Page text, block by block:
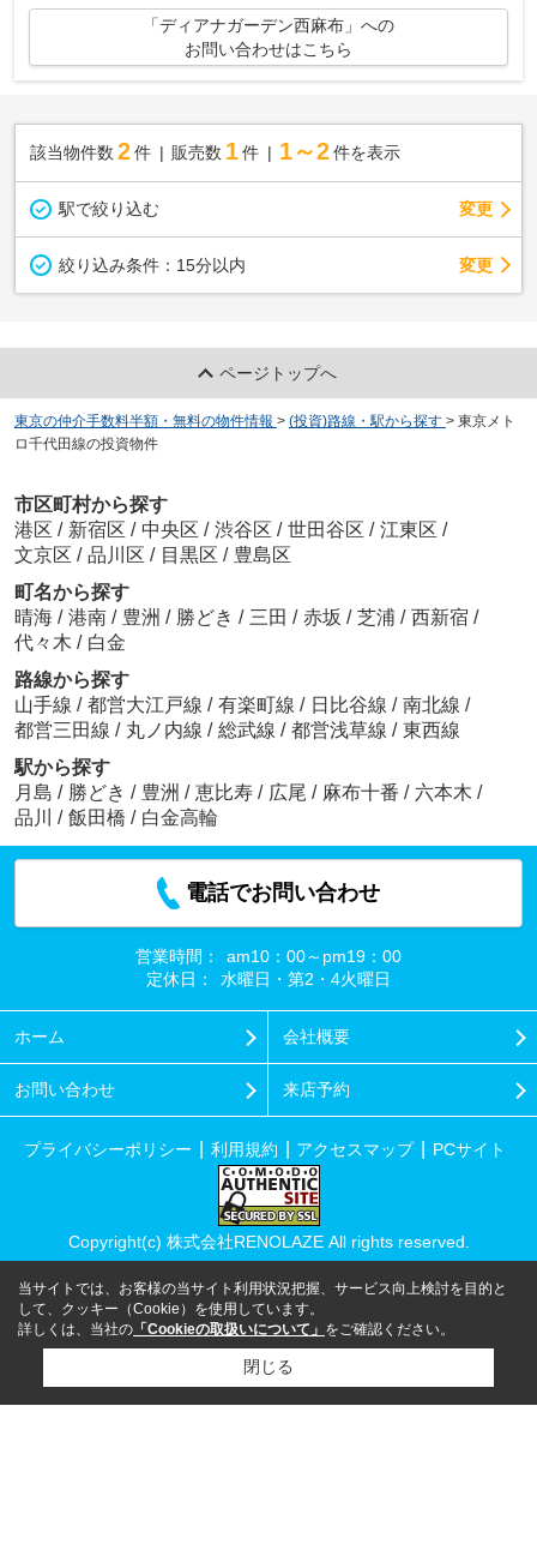
「ディアナガーデン西麻布」への
お問い合わせはこちら
該当物件数 2件 販売数 1 件 1～2 件を表示
駅で絞り込む 変更
絞り込み条件： 15分以内 変更
ページトップへ
東京の仲介手数料半額・無料の物件情報 > (投資)路線・駅から探す > 東京メト
ロ千代田線の投資物件
市区町村から探す
港区 / 新宿区 / 中央区 / 渋谷区 / 世田谷区 / 江東区 /
文京区 / 品川区 / 目黒区 / 豊島区
町名から探す
晴海 / 港南 / 豊洲 / 勝どき / 三田 / 赤坂 / 芝浦 / 西新宿 /
代々木 / 白金
路線から探す
山手線 / 都営大江戸線 / 有楽町線 / 日比谷線 / 南北線 /
都営三田線 / 丸ノ内線 / 総武線 / 都営浅草線 / 東西線
駅から探す
月島 / 勝どき / 豊洲 / 恵比寿 / 広尾 / 麻布十番 / 六本木 /
品川
/ 飯田橋 / 白金高輪
電話でお問い合わせ
営業時間：
am10：00～pm19：00
定休日：
水曜日・第2・4火曜日
ホーム 会社概要
お問い合わせ 来店予約
プライバシーポリシー 利用規約 アクセスマップ PCサイト
Copyright(c) 株式会社RENOLAZE All rights reserved.
当サイトでは、お客様の当サイト利用状況把握、サービス向上検討を目的と
して、クッキー（Cookie）を使用しています。
詳しくは、当社の 「Cookieの取扱いについて」 をご確認ください。
閉じる